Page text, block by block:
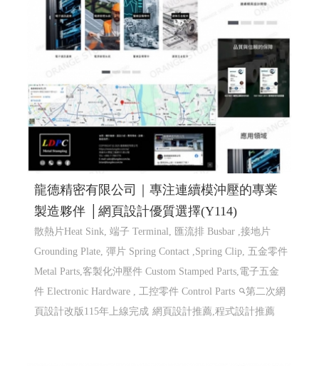
龍德精密有限公司｜專注連續模沖壓的專業
製造夥伴 │網頁設計優質選擇(Y114)
散熱片Heat Sink, 端子 Terminal, 匯流排 Busbar ,接地片
Grounding Plate, 彈片 Spring Contact ,Spring Clip, 五金零件
Metal Parts,客製化沖壓件 Custom Stamped Parts,電子五金
件 Electronic Hardware , 工控零件 Control Parts
第二次網
頁設計改版115年上線完成 網頁設計推薦,程式設計推薦